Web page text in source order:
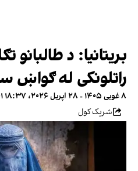
بریتانیا: د طالبانو
راتلونکی له ګواښ
۸ غویی ۱۴۰۵ - ۲۸ اپریل ۲۰۲۶، ۱۸:۳۷ GMT+۱
شریک کول